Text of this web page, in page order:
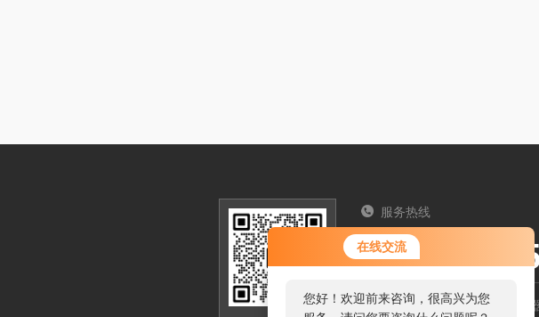
在线交流
您好！欢迎前来咨询，很高兴为您
服务热线
025-
南京市六合区吴郑组恒源电